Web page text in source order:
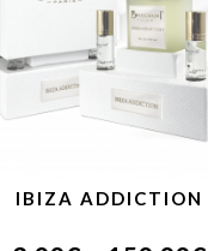
IBIZA ADDICTION